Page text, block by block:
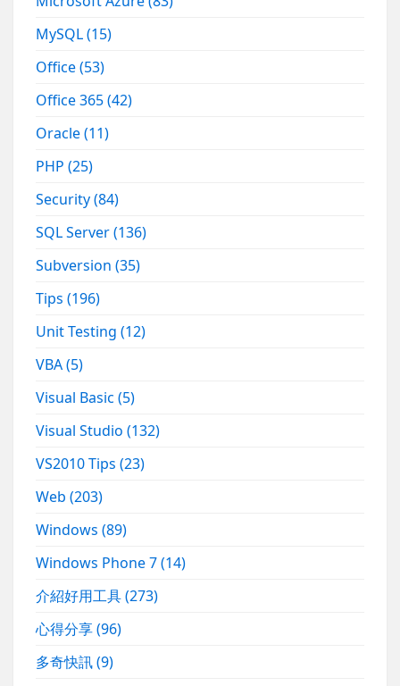
MySQL(15)
Office(53)
Office 365(42)
Oracle(11)
PHP(25)
Security(84)
SQL Server(136)
Subversion(35)
Tips(196)
Unit Testing(12)
VBA(5)
Visual Basic(5)
Visual Studio(132)
VS2010 Tips(23)
Web(203)
Windows(89)
Windows Phone 7(14)
介紹好用工具(273)
心得分享(96)
多奇快訊(9)